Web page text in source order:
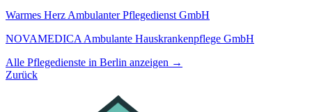
Warmes Herz Ambulanter Pflegedienst GmbH
NOVAMEDICA Ambulante Hauskrankenpflege GmbH
Alle Pflegedienste in Berlin anzeigen →
Zurück